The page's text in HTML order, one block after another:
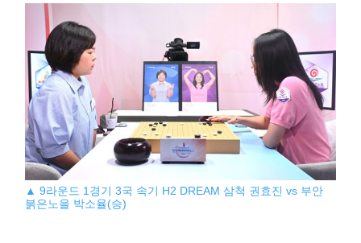
▲ 9라운드 1경기 3국 속기 H2 DREAM 삼척 권효진 vs 부안
붉은노을 박소율(승)